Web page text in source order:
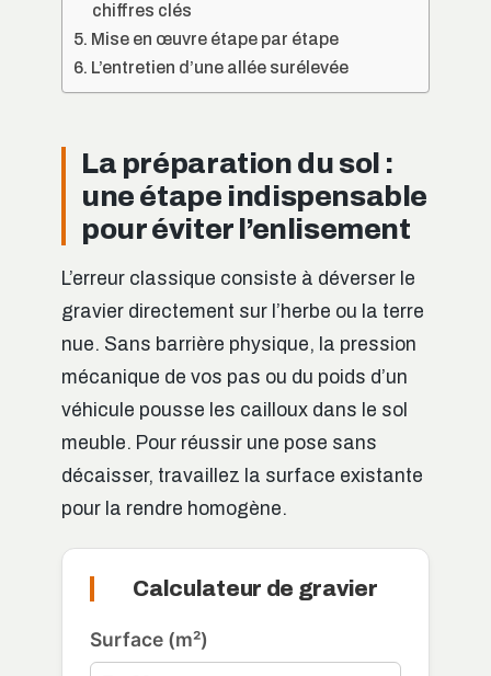
chiffres clés
Mise en œuvre étape par étape
L’entretien d’une allée surélevée
La préparation du sol :
une étape indispensable
pour éviter l’enlisement
L’erreur classique consiste à déverser le
gravier directement sur l’herbe ou la terre
nue. Sans barrière physique, la pression
mécanique de vos pas ou du poids d’un
véhicule pousse les cailloux dans le sol
meuble. Pour réussir une pose sans
décaisser, travaillez la surface existante
pour la rendre homogène.
Calculateur de gravier
Surface (m²)